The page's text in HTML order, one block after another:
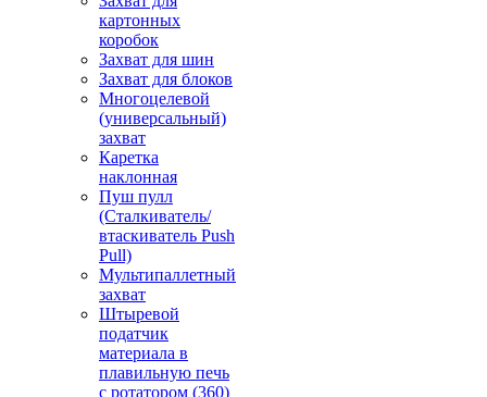
картонных
коробок
Захват для шин
Захват для блоков
Многоцелевой
(универсальный)
захват
Каретка
наклонная
Пуш пулл
(Сталкиватель/
втаскиватель Push
Pull)
Мультипаллетный
захват
Штыревой
податчик
материала в
плавильную печь
с ротатором (360)